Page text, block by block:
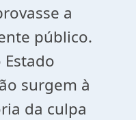
a
público.
surgem à
da culpa